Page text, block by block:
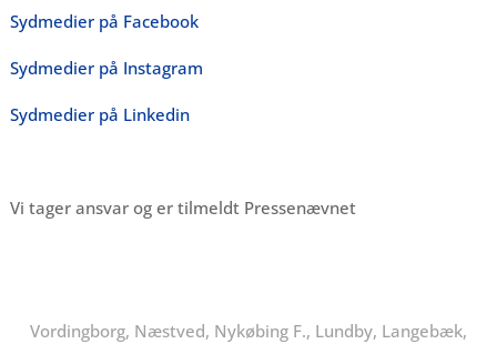
Sydmedier på Facebook
Sydmedier på Instagram
Sydmedier på Linkedin
Vi tager ansvar og er tilmeldt Pressenævnet
Vordingborg, Næstved, Nykøbing F., Lundby, Langebæk,